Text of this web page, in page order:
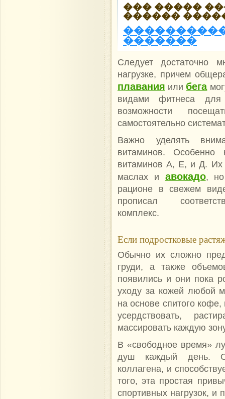
��� �����
������
�������
Следует достаточно
нагрузке, причем
плавания или бега
видами фитнеса
возможности
самостоятельно
Важно уделять
витаминов. Особенно
витаминов А, Е, и Д. Их
маслах и авокадо, но
рационе в свежем
прописал
комплекс.
Если подростковые
Обычно их сложно
груди, а также
появились и они пока
уходу за кожей любой
на основе спитого
усердствовать,
массировать каждую
В «свободное время»
душ каждый день.
коллагена, и
того, эта простая
спортивных нагрузок, и